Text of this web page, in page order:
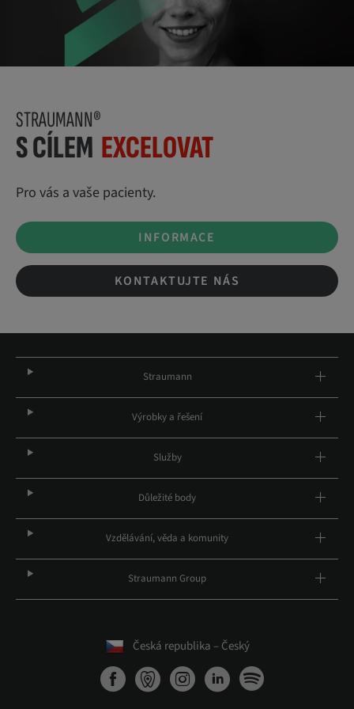
STRAUMANN®
S CÍLEM EXCELOVAT
Pro vás a vaše pacienty.
INFORMACE
KONTAKTUJTE NÁS
Straumann
Výrobky a řešení
Služby
Důležité body
Vzdělávání, věda a komunity
Straumann Group
Česká republika – Český